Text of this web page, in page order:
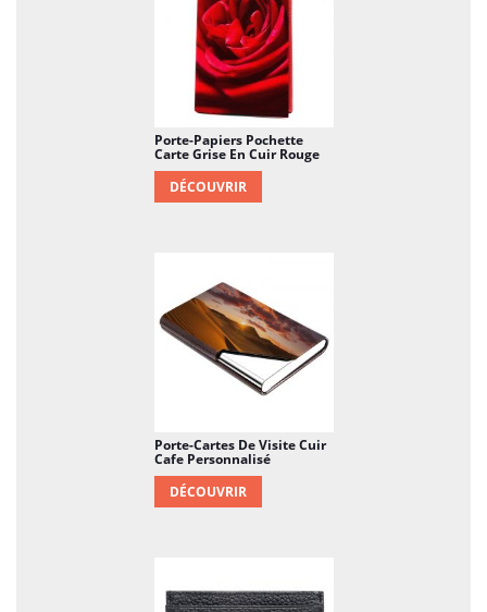
Porte-Papiers Pochette
Carte Grise En Cuir Rouge
DÉCOUVRIR
Porte-Cartes De Visite Cuir
Cafe Personnalisé
DÉCOUVRIR